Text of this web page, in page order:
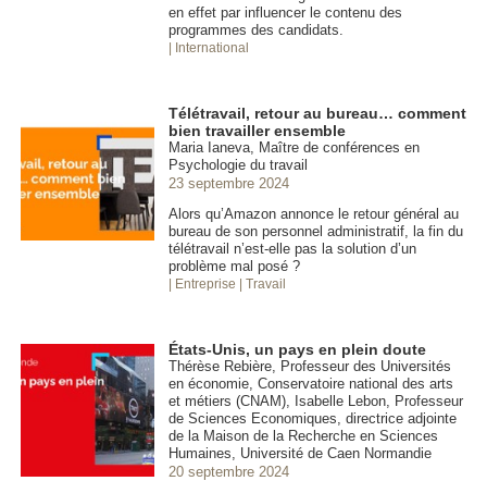
en effet par influencer le contenu des
programmes des candidats.
| International
Télétravail, retour au bureau… comment
bien travailler ensemble
Maria Ianeva, Maître de conférences en
Psychologie du travail
23 septembre 2024
Alors qu’Amazon annonce le retour général au
bureau de son personnel administratif, la fin du
télétravail n’est-elle pas la solution d’un
problème mal posé ?
| Entreprise | Travail
États-Unis, un pays en plein doute
Thérèse Rebière, Professeur des Universités
en économie, Conservatoire national des arts
et métiers (CNAM), Isabelle Lebon, Professeur
de Sciences Economiques, directrice adjointe
de la Maison de la Recherche en Sciences
Humaines, Université de Caen Normandie
20 septembre 2024